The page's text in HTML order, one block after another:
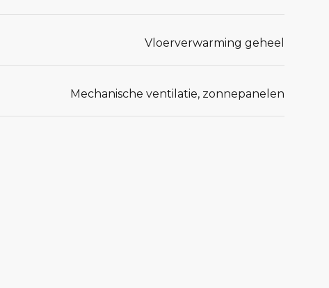
Vloerverwarming geheel
Mechanische ventilatie, zonnepanelen